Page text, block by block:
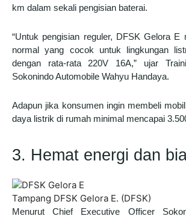
km dalam sekali pengisian baterai.
“Untuk pengisian reguler, DFSK Gelora E
normal yang cocok untuk lingkungan
dengan rata-rata 220V 16A,” ujar
Sokonindo Automobile Wahyu Handaya.
Adapun jika konsumen ingin membeli
daya listrik di rumah minimal mencapai
3. Hemat energi dan
Tampang DFSK Gelora E. (DFSK)
Menurut Chief Executive Officer